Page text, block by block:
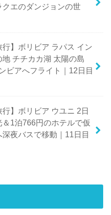
エのダンジョンの世
行】ボリビア ラパス イン
地 チチカカ湖 太陽の島
ビアへフライト｜12日目
行】ボリビア ウユニ 2日
＆1泊766円のホテルで仮
夜バスで移動｜11日目